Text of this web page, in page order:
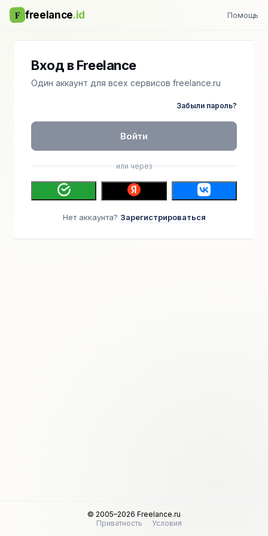
F freelance.id Помощь
Вход в Freelance
Один аккаунт для всех сервисов freelance.ru
Забыли пароль?
Войти
или через
Нет аккаунта? Зарегистрироваться
© 2005–2026 Freelance.ru
Приватность
Условия